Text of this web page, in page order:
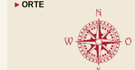
► ORTE